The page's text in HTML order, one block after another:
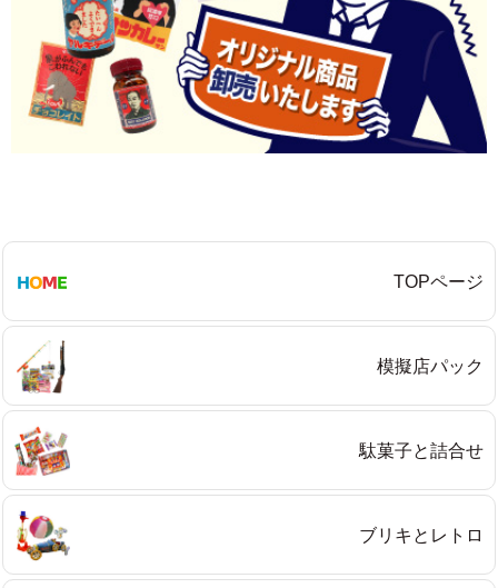
TOPページ
模擬店パック
駄菓子と詰合せ
ブリキとレトロ